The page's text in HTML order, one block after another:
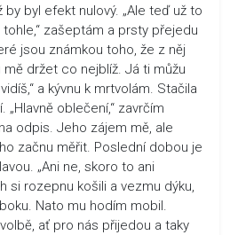
byl efekt nulový. „Ale teď už to
zašeptám a prsty přejedu
jsou známkou toho, že z něj
mě držet co nejblíž. Já ti můžu
a kývnu k mrtvolám. Stačila
oblečení,“ zavrčím
odpis. Jeho zájem mě, ale
začnu měřit. Poslední dobou je
„Ani ne, skoro to ani
si rozepnu košili a vezmu dýku,
Nato mu hodím mobil.
ať pro nás přijedou a taky